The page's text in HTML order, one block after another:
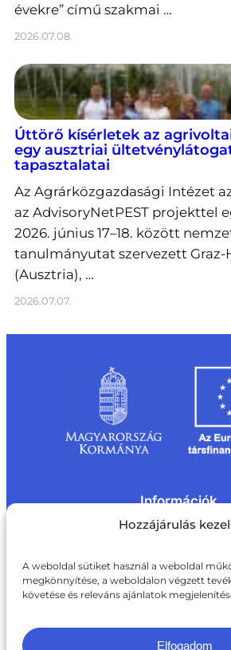
Hozzájárulás
A weboldal sütiket használ a weboldal
megkönnyítése, a weboldalon végzett
követése és releváns ajánlatok
Elfogadom
évekre” című szakmai …
2026.07.08.
Úttörő kísérletek az
egy ausztriai
tapasztalatai
Az Agrárközgazdasági Intézet
az AdvisoryNetPEST projekttel
2026. június 17–18. között
tanulmányutat szervezett
(Ausztria), …
2026.07.07.
Információk
Impresszum
Rólunk
Oldaltérkép
Adatvédelmi nyilatkozat
Akadálymentesítési nyilatkozat
Cookie tájékoztató
Kapcsolat
ite@aki.gov.hu